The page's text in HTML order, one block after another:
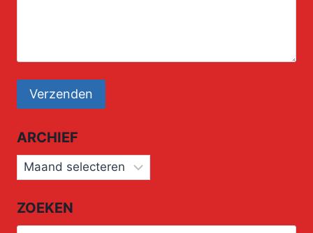
ARCHIEF
Archief
ZOEKEN